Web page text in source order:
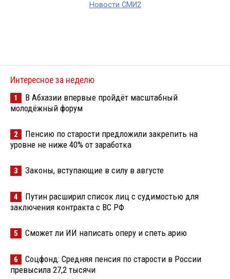
Новости СМИ2
Интересное за неделю
1
В Абхазии впервые пройдёт масштабный
молодёжный форум
2
Пенсию по старости предложили закрепить на
уровне не ниже 40% от заработка
3 Законы, вступающие в силу в августе
4
Путин расширил список лиц с судимостью для
заключения контракта с ВС РФ
5 Сможет ли ИИ написать оперу и спеть арию
6
Соцфонд: Средняя пенсия по старости в России
превысила 27,2 тысячи